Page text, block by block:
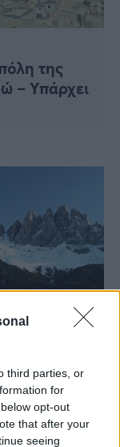
third parties, or
for
opt-out
that after your
seeing
της
– Υπάρχει
ευρώ